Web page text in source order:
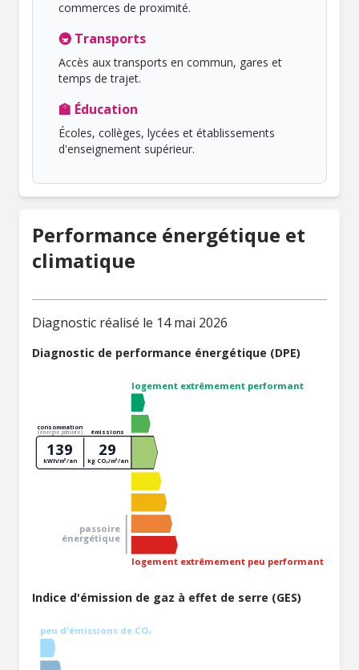
commerces de proximité.
🚇 Transports
Accès aux transports en commun, gares et
temps de trajet.
🏫 Éducation
Écoles, collèges, lycées et établissements
d'enseignement supérieur.
Performance énergétique et
climatique
Diagnostic réalisé le 14 mai 2026
Diagnostic de performance énergétique (DPE)
logement extrêmement performant
logement extrêmement peu performant
passoire
énergétique
consommation
(énergie primaire) émissions
139
kWh/m²/an
29
kg CO₂/m²/an
Indice d'émission de gaz à effet de serre (GES)
peu d'émissions de CO₂